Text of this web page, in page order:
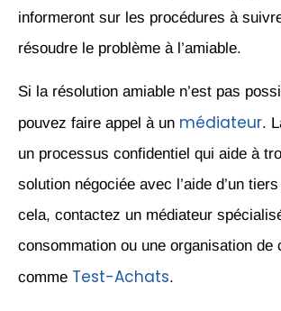
informeront sur les procédures à
résoudre le problème à l’amiable.
Si la résolution amiable n’est pas
pouvez faire appel à un médiateur.
un processus confidentiel qui aide à
solution négociée avec l’aide d’un
cela, contactez un médiateur
consommation ou une organisation de
comme Test-Achats.